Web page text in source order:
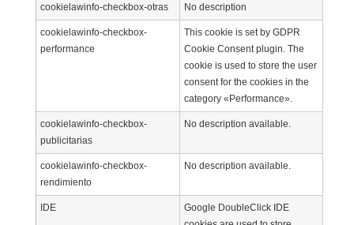
cookielawinfo-checkbox-otras No description
cookielawinfo-checkbox-
performance
This cookie is set by GDPR
Cookie Consent plugin. The
cookie is used to store the user
consent for the cookies in the
category «Performance».
cookielawinfo-checkbox-
publicitarias
No description available.
cookielawinfo-checkbox-
rendimiento
No description available.
IDE
Google DoubleClick IDE